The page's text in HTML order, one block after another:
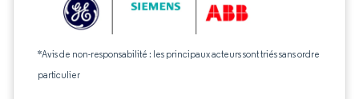
*Avis de non-responsabilité : les principaux acteurs sont triés sans ordre
particulier